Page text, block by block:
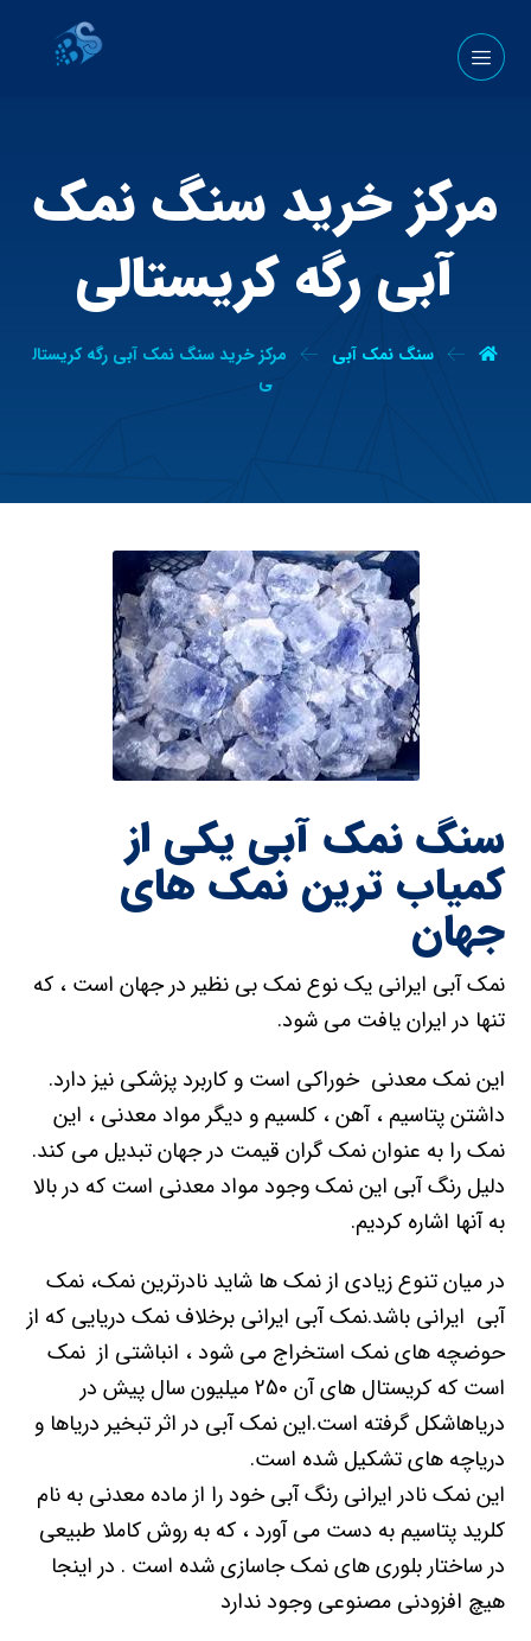
مرکز خرید سنگ نمک
آبی رگه کریستالی
سنگ نمک آبی
مرکز خرید سنگ نمک آبی رگه کریستال
ی
سنگ نمک آبی یکی از
کمیاب ترین نمک های
جهان
نمک آبی ایرانی یک نوع نمک بی نظیر در جهان است ، که
تنها در ایران یافت می شود.
این نمک معدنی خوراکی است و کاربرد پزشکی نیز دارد.
داشتن پتاسیم ، آهن ، کلسیم و دیگر مواد معدنی ، این
نمک را به عنوان نمک گران قیمت در جهان تبدیل می کند.
دلیل رنگ آبی این نمک وجود مواد معدنی است که در بالا
به آنها اشاره کردیم.
در میان تنوع زیادی از نمک ها شاید نادرترین نمک، نمک
آبی ایرانی باشد.نمک آبی ایرانی برخلاف نمک دریایی که از
حوضچه های نمک استخراج می شود ، انباشتی از نمک
است که کریستال های آن 250 میلیون سال پیش در
دریاهاشکل گرفته است.این نمک آبی در اثر تبخیر دریاها و
دریاچه های تشکیل شده است.
این نمک نادر ایرانی رنگ آبی خود را از ماده معدنی به نام
کلرید پتاسیم به دست می آورد ، که به روش کاملا طبیعی
در ساختار بلوری های نمک جاسازی شده است . در اینجا
هیچ افزودنی مصنوعی وجود ندارد